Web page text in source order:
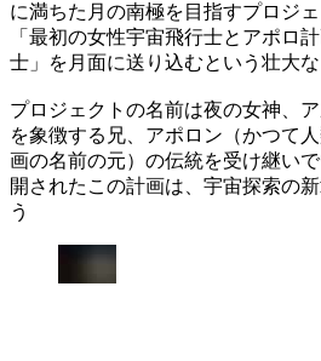
に満ちた月の南極を目指すプロジ
「最初の女性宇宙飛行士とアポロ
士」を月面に送り込むという壮大
プロジェクトの名前は夜の女神、
を象徴する兄、アポロン（かつて
画の名前の元）の伝統を受け継い
開されたこの計画は、宇宙探索の
う